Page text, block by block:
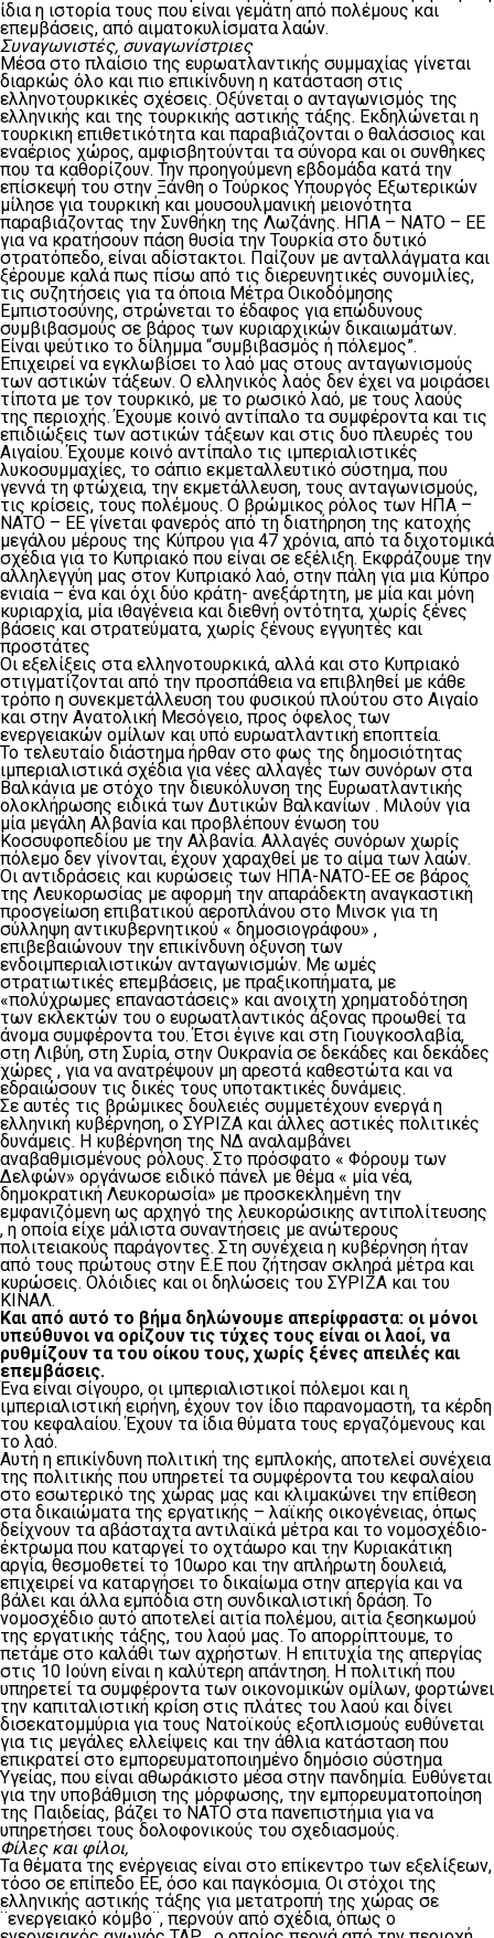
ίδια η ιστορία τους που είναι γεμάτη από πολέμους και
επεμβάσεις, από αιματοκυλίσματα λαών.
Συναγωνιστές, συναγωνίστριες
Μέσα στο πλαίσιο της ευρωατλαντικής συμμαχίας γίνεται
διαρκώς όλο και πιο επικίνδυνη η κατάσταση στις
ελληνοτουρκικές σχέσεις. Οξύνεται ο ανταγωνισμός της
ελληνικής και της τουρκικής αστικής τάξης. Εκδηλώνεται η
τουρκική επιθετικότητα και παραβιάζονται ο θαλάσσιος και
εναέριος χώρος, αμφισβητούνται τα σύνορα και οι συνθήκες
που τα καθορίζουν. Την προηγούμενη εβδομάδα κατά την
επίσκεψή του στην Ξάνθη ο Τούρκος Υπουργός Εξωτερικών
μίλησε για τουρκική και μουσουλμανική μειονότητα
παραβιάζοντας την Συνθήκη της Λωζάνης. ΗΠΑ – ΝΑΤΟ – ΕΕ
για να κρατήσουν πάση θυσία την Τουρκία στο δυτικό
στρατόπεδο, είναι αδίστακτοι. Παίζουν με ανταλλάγματα και
ξέρουμε καλά πως πίσω από τις διερευνητικές συνομιλίες,
τις συζητήσεις για τα όποια Μέτρα Οικοδόμησης
Εμπιστοσύνης, στρώνεται το έδαφος για επώδυνους
συμβιβασμούς σε βάρος των κυριαρχικών δικαιωμάτων.
Είναι ψεύτικο το δίλημμα “συμβιβασμός ή πόλεμος”.
Επιχειρεί να εγκλωβίσει το λαό μας στους ανταγωνισμούς
των αστικών τάξεων. Ο ελληνικός λαός δεν έχει να μοιράσει
τίποτα με τον τουρκικό, με το ρωσικό λαό, με τους λαούς
της περιοχής. Έχουμε κοινό αντίπαλο τα συμφέροντα και τις
επιδιώξεις των αστικών τάξεων και στις δυο πλευρές του
Αιγαίου. Έχουμε κοινό αντίπαλο τις ιμπεριαλιστικές
λυκοσυμμαχίες, το σάπιο εκμεταλλευτικό σύστημα, που
γεννά τη φτώχεια, την εκμετάλλευση, τους ανταγωνισμούς,
τις κρίσεις, τους πολέμους. Ο βρώμικος ρόλος των ΗΠΑ –
ΝΑΤΟ – ΕΕ γίνεται φανερός από τη διατήρηση της κατοχής
μεγάλου μέρους της Κύπρου για 47 χρόνια, από τα διχοτομικά
σχέδια για το Κυπριακό που είναι σε εξέλιξη. Εκφράζουμε την
αλληλεγγύη μας στον Κυπριακό λαό, στην πάλη για μια Κύπρο
ενιαία – ένα και όχι δύο κράτη- ανεξάρτητη, με μία και μόνη
κυριαρχία, μία ιθαγένεια και διεθνή οντότητα, χωρίς ξένες
βάσεις και στρατεύματα, χωρίς ξένους εγγυητές και
προστάτες
Οι εξελίξεις στα ελληνοτουρκικά, αλλά και στο Κυπριακό
στιγματίζονται από την προσπάθεια να επιβληθεί με κάθε
τρόπο η συνεκμετάλλευση του φυσικού πλούτου στο Αιγαίο
και στην Ανατολική Μεσόγειο, προς όφελος των
ενεργειακών ομίλων και υπό ευρωατλαντική εποπτεία.
Το τελευταίο διάστημα ήρθαν στο φως της δημοσιότητας
ιμπεριαλιστικά σχέδια για νέες αλλαγές των συνόρων στα
Βαλκάνια με στόχο την διευκόλυνση της Ευρωατλαντικής
ολοκλήρωσης ειδικά των Δυτικών Βαλκανίων . Μιλούν για
μία μεγάλη Αλβανία και προβλέπουν ένωση του
Κοσσυφοπεδίου με την Αλβανία. Αλλαγές συνόρων χωρίς
πόλεμο δεν γίνονται, έχουν χαραχθεί με το αίμα των λαών.
Οι αντιδράσεις και κυρώσεις των ΗΠΑ-ΝΑΤΟ-ΕΕ σε βάρος
της Λευκορωσίας με αφορμή την απαράδεκτη αναγκαστική
προσγείωση επιβατικού αεροπλάνου στο Μινσκ για τη
σύλληψη αντικυβερνητικού « δημοσιογράφου» ,
επιβεβαιώνουν την επικίνδυνη όξυνση των
ενδοιμπεριαλιστικών ανταγωνισμών. Με ωμές
στρατιωτικές επεμβάσεις, με πραξικοπήματα, με
«πολύχρωμες επαναστάσεις» και ανοιχτή χρηματοδότηση
των εκλεκτών του ο ευρωατλαντικός άξονας προωθεί τα
άνομα συμφέροντα του. Έτσι έγινε και στη Γιουγκοσλαβία,
στη Λιβύη, στη Συρία, στην Ουκρανία σε δεκάδες και δεκάδες
χώρες , για να ανατρέψουν μη αρεστά καθεστώτα και να
εδραιώσουν τις δικές τους υποτακτικές δυνάμεις.
Σε αυτές τις βρώμικες δουλειές συμμετέχουν ενεργά η
ελληνική κυβέρνηση, ο ΣΥΡΙΖΑ και άλλες αστικές πολιτικές
δυνάμεις. Η κυβέρνηση της ΝΔ αναλαμβάνει
αναβαθμισμένους ρόλους. Στο πρόσφατο « Φόρουμ των
Δελφών» οργάνωσε ειδικό πάνελ με θέμα « μία νέα,
δημοκρατική Λευκορωσία» με προσκεκλημένη την
εμφανιζόμενη ως αρχηγό της λευκορώσικης αντιπολίτευσης
, η οποία είχε μάλιστα συναντήσεις με ανώτερους
πολιτειακούς παράγοντες. Στη συνέχεια η κυβέρνηση ήταν
από τους πρώτους στην Ε.Ε που ζήτησαν σκληρά μέτρα και
κυρώσεις. Ολόιδιες και οι δηλώσεις του ΣΥΡΙΖΑ και του
ΚΙΝΑΛ.
Και από αυτό το βήμα δηλώνουμε απερίφραστα: οι μόνοι
υπεύθυνοι να ορίζουν τις τύχες τους είναι οι λαοί, να
ρυθμίζουν τα του οίκου τους, χωρίς ξένες απειλές και
επεμβάσεις.
Ένα είναι σίγουρο, οι ιμπεριαλιστικοί πόλεμοι και η
ιμπεριαλιστική ειρήνη, έχουν τον ίδιο παρανομαστή, τα κέρδη
του κεφαλαίου. Έχουν τα ίδια θύματα τους εργαζόμενους και
το λαό.
Αυτή η επικίνδυνη πολιτική της εμπλοκής, αποτελεί συνέχεια
της πολιτικής που υπηρετεί τα συμφέροντα του κεφαλαίου
στο εσωτερικό της χώρας μας και κλιμακώνει την επίθεση
στα δικαιώματα της εργατικής – λαϊκής οικογένειας, όπως
δείχνουν τα αβάσταχτα αντιλαϊκά μέτρα και το νομοσχέδιο-
έκτρωμα που καταργεί το οχτάωρο και την Κυριακάτικη
αργία, θεσμοθετεί το 10ωρο και την απλήρωτη δουλειά,
επιχειρεί να καταργήσει το δικαίωμα στην απεργία και να
βάλει και άλλα εμπόδια στη συνδικαλιστική δράση. Το
νομοσχέδιο αυτό αποτελεί αιτία πολέμου, αιτία ξεσηκωμού
της εργατικής τάξης, του λαού μας. Το απορρίπτουμε, το
πετάμε στο καλάθι των αχρήστων. Η επιτυχία της απεργίας
στις 10 Ιούνη είναι η καλύτερη απάντηση. Η πολιτική που
υπηρετεί τα συμφέροντα των οικονομικών ομίλων, φορτώνει
την καπιταλιστική κρίση στις πλάτες του λαού και δίνει
δισεκατομμύρια για τους Νατοϊκούς εξοπλισμούς ευθύνεται
για τις μεγάλες ελλείψεις και την άθλια κατάσταση που
επικρατεί στο εμπορευματοποιημένο δημόσιο σύστημα
Υγείας, που είναι αθωράκιστο μέσα στην πανδημία. Ευθύνεται
για την υποβάθμιση της μόρφωσης, την εμπορευματοποίηση
της Παιδείας, βάζει το ΝΑΤΟ στα πανεπιστήμια για να
υπηρετήσει τους δολοφονικούς του σχεδιασμούς.
Φίλες και φίλοι,
Τα θέματα της ενέργειας είναι στο επίκεντρο των εξελίξεων,
τόσο σε επίπεδο ΕΕ, όσο και παγκόσμια. Οι στόχοι της
ελληνικής αστικής τάξης για μετατροπή της χώρας σε
¨ενεργειακό κόμβο¨, περνούν από σχέδια, όπως ο